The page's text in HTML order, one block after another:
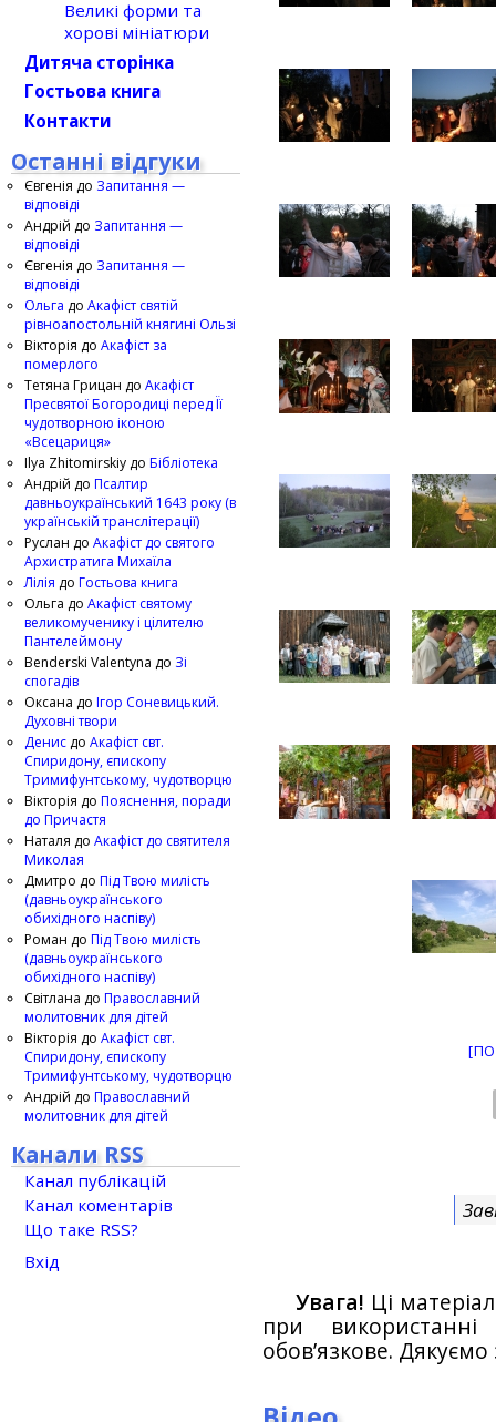
Увага! Ці
при
обов’язкове.
Великі форми та
хорові мініатюри
Дитяча сторінка
Гостьова книга
Контакти
Останні відгуки
Євгенія до Запитання —
відповіді
Андрій до Запитання —
відповіді
Євгенія до Запитання —
відповіді
Ольга до Акафіст святій
рівноапостольній княгині Ользі
Вікторія до Акафіст за
померлого
Тетяна Грицан до Акафіст
Пресвятої Богородиці перед Її
чудотворною іконою
«Всецариця»
Ilya Zhitomirskiy до Бібліотека
Андрій до Псалтир
давньоукраїнський 1643 року (в
українській транслітерації)
Руслан до Акафіст до святого
Архистратига Михаїла
Лілія до Гостьова книга
Ольга до Акафіст святому
великомученику і цілителю
Пантелеймону
Benderski Valentyna до Зі
спогадів
Оксана до Ігор Соневицький.
Духовні твори
Денис до Акафіст свт.
Спиридону, єпископу
Тримифунтському, чудотворцю
Вікторія до Пояснення, поради
до Причастя
Наталя до Акафіст до святителя
Миколая
Дмитро до Під Твою милість
(давньоукраїнського
обихідного наспіву)
Роман до Під Твою милість
(давньоукраїнського
обихідного наспіву)
Світлана до Православний
молитовник для дітей
Вікторія до Акафіст свт.
Спиридону, єпископу
Тримифунтському, чудотворцю
Андрій до Православний
молитовник для дітей
Канали RSS
Канал публікацій
Канал коментарів
Що таке RSS?
Вхід